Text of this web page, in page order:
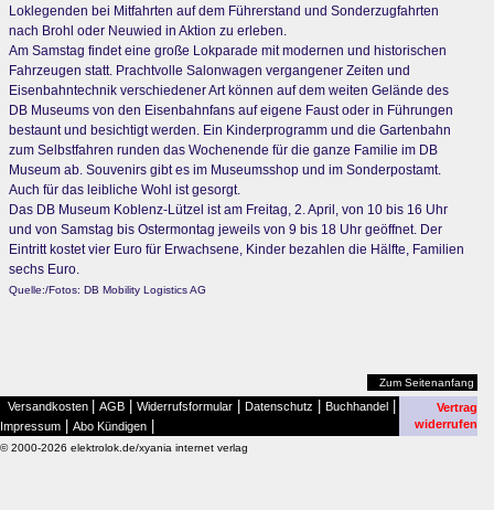
Loklegenden bei Mitfahrten auf dem Führerstand und Sonderzugfahrten
nach Brohl oder Neuwied in Aktion zu erleben.
Am Samstag findet eine große Lokparade mit modernen und historischen
Fahrzeugen statt. Prachtvolle Salonwagen vergangener Zeiten und
Eisenbahntechnik verschiedener Art können auf dem weiten Gelände des
DB Museums von den Eisenbahnfans auf eigene Faust oder in Führungen
bestaunt und besichtigt werden. Ein Kinderprogramm und die Gartenbahn
zum Selbstfahren runden das Wochenende für die ganze Familie im DB
Museum ab. Souvenirs gibt es im Museumsshop und im Sonderpostamt.
Auch für das leibliche Wohl ist gesorgt.
Das DB Museum Koblenz-Lützel ist am Freitag, 2. April, von 10 bis 16 Uhr
und von Samstag bis Ostermontag jeweils von 9 bis 18 Uhr geöffnet. Der
Eintritt kostet vier Euro für Erwachsene, Kinder bezahlen die Hälfte, Familien
sechs Euro.
Quelle:/Fotos: DB Mobility Logistics AG
Zum Seitenanfang
Versandkosten AGB Widerrufsformular Datenschutz Buchhandel
Impressum Abo Kündigen
Vertrag
widerrufen
© 2000-2026 elektrolok.de/xyania internet verlag